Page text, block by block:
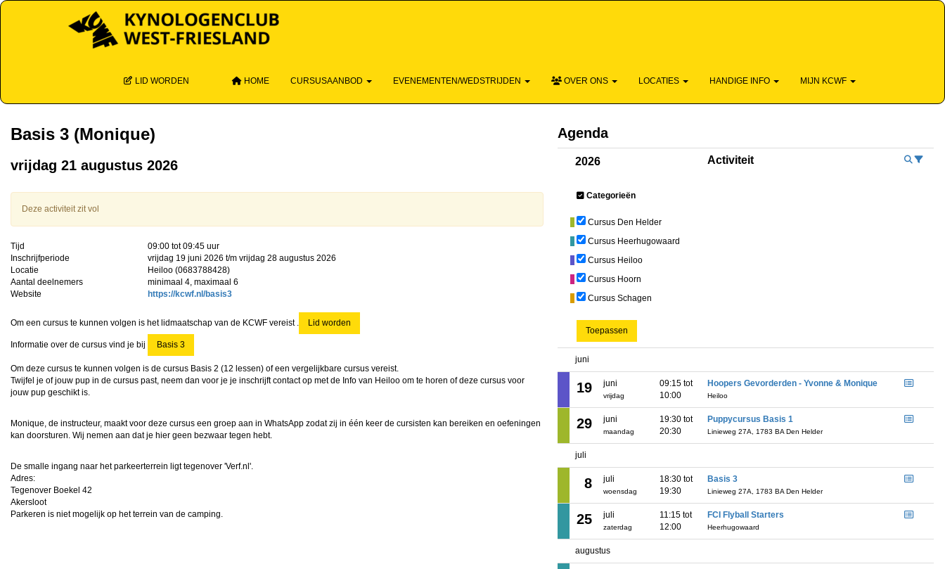
LID WORDEN HOME CURSUSAANBOD EVENEMENTEN/WEDSTRIJDEN OVER ONS LOCATIES HANDIGE INFO MIJN KCWF
Basis 3 (Monique)
vrijdag 21 augustus 2026
Deze activiteit zit vol
Tijd
09:00 tot 09:45 uur
Inschrijfperiode
vrijdag 19 juni 2026 t/m vrijdag 28 augustus 2026
Locatie
Heiloo (0683788428)
Aantal deelnemers
minimaal 4, maximaal 6
Website
https://kcwf.nl/basis3
Om een cursus te kunnen volgen is het lidmaatschap van de KCWF vereist . Lid worden
Informatie over de cursus vind je bij Basis 3
Om deze cursus te kunnen volgen is de cursus Basis 2 (12 lessen) of een vergelijkbare cursus vereist.
Twijfel je of jouw pup in de cursus past, neem dan voor je je inschrijft contact op met de Info van Heiloo om te horen of deze cursus voor
jouw pup geschikt is.
Monique, de instructeur, maakt voor deze cursus een groep aan in WhatsApp zodat zij in één keer de cursisten kan bereiken en oefeningen
kan doorsturen. Wij nemen aan dat je hier geen bezwaar tegen hebt.
De smalle ingang naar het parkeerterrein ligt tegenover 'Verf.nl'.
Adres:
Tegenover Boekel 42
Akersloot
Parkeren is niet mogelijk op het terrein van de camping.
Agenda
2026 Activiteit
Categorieën
Cursus Den Helder
Cursus Heerhugowaard
Cursus Heiloo
Cursus Hoorn
Cursus Schagen
Toepassen
juni
19 juni
vrijdag
09:15 tot
10:00
Hoopers Gevorderden - Yvonne & Monique
Heiloo
29 juni
maandag
19:30 tot
20:30
Puppycursus Basis 1
Linieweg 27A, 1783 BA Den Helder
juli
8 juli
woensdag
18:30 tot
19:30
Basis 3
Linieweg 27A, 1783 BA Den Helder
25 juli
zaterdag
11:15 tot
12:00
FCI Flyball Starters
Heerhugowaard
augustus